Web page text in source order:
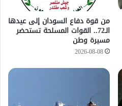
من قوة دفاع السودان إلى عيدها
الـ72.. القوات المسلحة تستحضر
مسيرة وطن
2026-08-08